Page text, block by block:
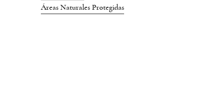
Áreas Naturales Protegidas